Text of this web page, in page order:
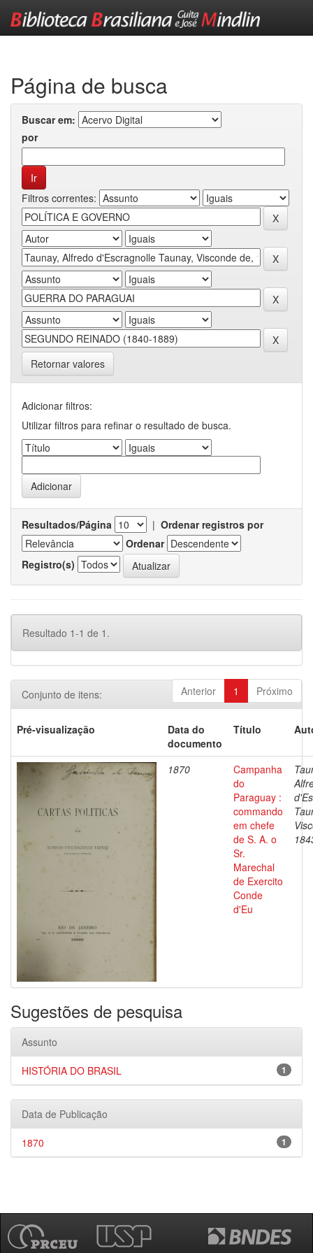
Página de busca
Buscar em:
por
Filtros correntes:
Retornar valores
Adicionar filtros:
Utilizar filtros para refinar o resultado de busca.
Resultados/Página | Ordenar registros por
Ordenar
Registro(s)
Resultado 1-1 de 1.
Anterior 1 Próximo
Conjunto de itens:
Pré-visualização
Data do
documento
Título
1870
Campanha
do
Paraguay :
commando
em chefe
de S. A. o
Sr.
Marechal
de Exercito
Conde
d'Eu
Sugestões de pesquisa
Assunto
1
HISTÓRIA DO BRASIL
Data de Publicação
1
1870